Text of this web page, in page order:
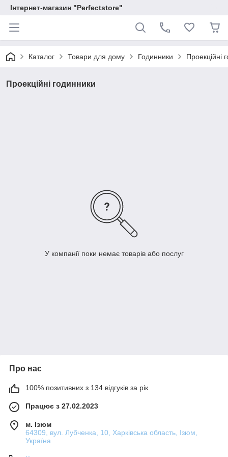
Інтернет-магазин "Perfectstore"
Каталог Товари для дому Годинники Проекційні
Проекційні годинники
У компанії поки немає товарів або послуг
Про нас
100% позитивних з 134 відгуків за рік
Працює з 27.02.2023
м. Ізюм
64309, вул. Лубченка, 10, Харківська область, Ізюм,
Україна